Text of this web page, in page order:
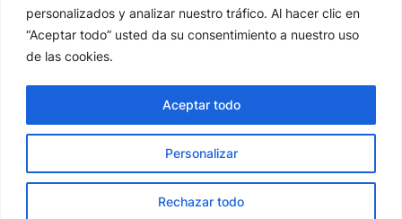
personalizados y analizar nuestro tráfico. Al hacer clic en
“Aceptar todo” usted da su consentimiento a nuestro uso
de las cookies.
Personalizar
Rechazar todo
Aceptar todo